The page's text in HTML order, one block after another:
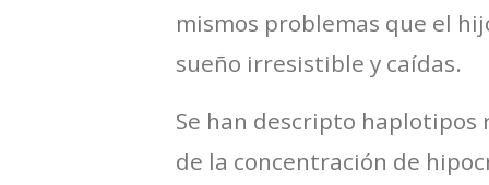
mismos problemas que el
sueño irresistible y caídas.
Se han descripto haplotipos
de la concentración de